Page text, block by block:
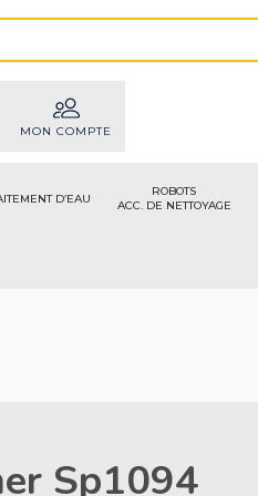
MON COMPTE
D’EAU
ROBOTS
ACC. DE NETTOYAGE
Sp1094